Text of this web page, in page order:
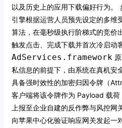
以及历史上的应用下载偏好行为。
引擎根据运营人员预先设定的多维
算法，在毫秒级执行阶梯式的竞价
触发点击、完成下载并首次冷启动
AdServices.framework
私信息的前提下，由系统在真机安
具备强时效性的加密归因令牌（
客户端将该令牌作为 Payload 载
上报至企业自建的反作弊与风控网
向苹果中心化验证响应网关发起一